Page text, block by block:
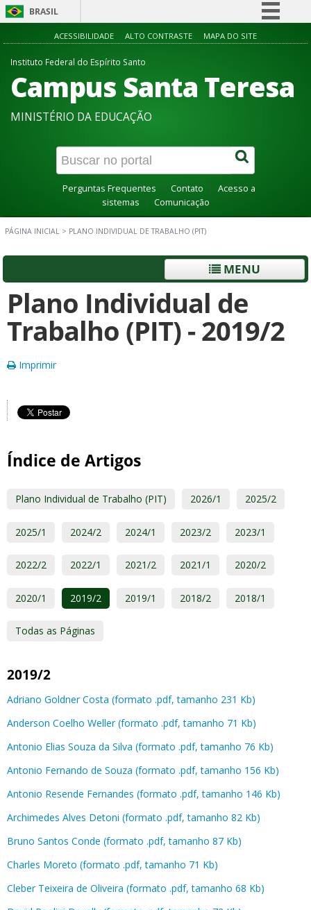
BRASIL
Simplifique!
Participe
Acesso à informação
Canais
ACESSIBILIDADE ALTO CONTRASTE MAPA DO SITE
Instituto Federal do Espírito Santo
Campus Santa Teresa
MINISTÉRIO DA EDUCAÇÃO
Perguntas Frequentes Contato
Acesso a
sistemas
Comunicação
PÁGINA INICIAL > PLANO INDIVIDUAL DE TRABALHO (PIT)
MENU
Plano Individual de
Trabalho (PIT) - 2019/2
Imprimir
Índice de Artigos
Plano Individual de Trabalho (PIT) 2026/1 2025/2
2025/1 2024/2 2024/1 2023/2 2023/1
2022/2 2022/1 2021/2 2021/1 2020/2
2020/1 2019/2 2019/1 2018/2 2018/1
Todas as Páginas
2019/2
Adriano Goldner Costa (formato .pdf, tamanho 231 Kb)
Anderson Coelho Weller (formato .pdf, tamanho 71 Kb)
Antonio Elias Souza da Silva (formato .pdf, tamanho 76 Kb)
Antonio Fernando de Souza (formato .pdf, tamanho 156 Kb)
Antonio Resende Fernandes (formato .pdf, tamanho 146 Kb)
Archimedes Alves Detoni (formato .pdf, tamanho 82 Kb)
Bruno Santos Conde (formato .pdf, tamanho 87 Kb)
Charles Moreto (formato .pdf, tamanho 71 Kb)
Cleber Teixeira de Oliveira (formato .pdf, tamanho 68 Kb)